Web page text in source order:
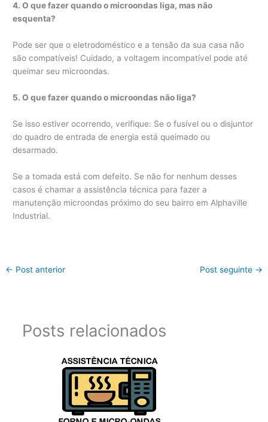
4. O que fazer quando o microondas liga, mas não
esquenta?
Pode ser que o eletrodoméstico e a tensão da sua casa não
são compatíveis! Cuidado, a voltagem incompatível pode até
queimar seu microondas.
5. O que fazer quando o microondas não liga?
Se isso estiver ocorrendo, verifique: Se o fusível ou o disjuntor
do quadro de entrada de energia está queimado ou
desarmado.
Se a tomada está com defeito. Se não for nenhum desses
casos é chamar a assistência técnica para fazer a
manutenção microondas próximo do seu bairro em Alphaville
Industrial.
← Post anterior Post seguinte →
Posts relacionados